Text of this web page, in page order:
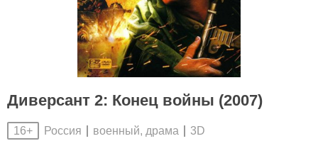
Диверсант 2: Конец войны (2007)
16+ Россия военный, драма
3D